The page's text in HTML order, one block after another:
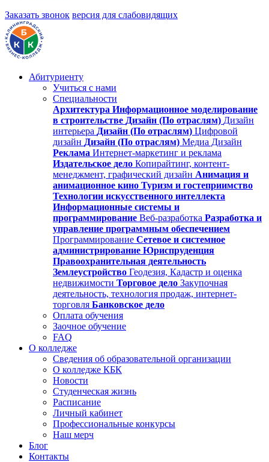
Заказать звонок версия для слабовидящих
Абитуриенту
Учиться с нами
Специальности
Архитектура Информационное моделирование
в строительстве Дизайн (По отраслям) Дизайн
интерьера Дизайн (По отраслям) Цифровой
дизайн Дизайн (По отраслям) Медиа Дизайн
Реклама Интернет-маркетинг и реклама
Издательское дело Копирайтинг, контент-
менеджмент, графический дизайн Анимация и
анимационное кино Туризм и гостеприимство
Технологии искусственного интеллекта
Информационные системы и
программирование Веб-разработка Разработка и
управление программным обеспечением
Программирование Сетевое и системное
администрирование Юриспруденция
Правоохранительная деятельность
Землеустройство Геодезия, Кадастр и оценка
недвижимости Торговое дело Закупочная
деятельность, технология продаж, интернет-
торговля Банковское дело
Оплата обучения
Заочное обучение
FAQ
О колледже
Сведения об образовательной организации
О колледже КБК
Новости
Студенческая жизнь
Расписание
Личный кабинет
Профессиональные конкурсы
Наш мерч
Блог
Контакты